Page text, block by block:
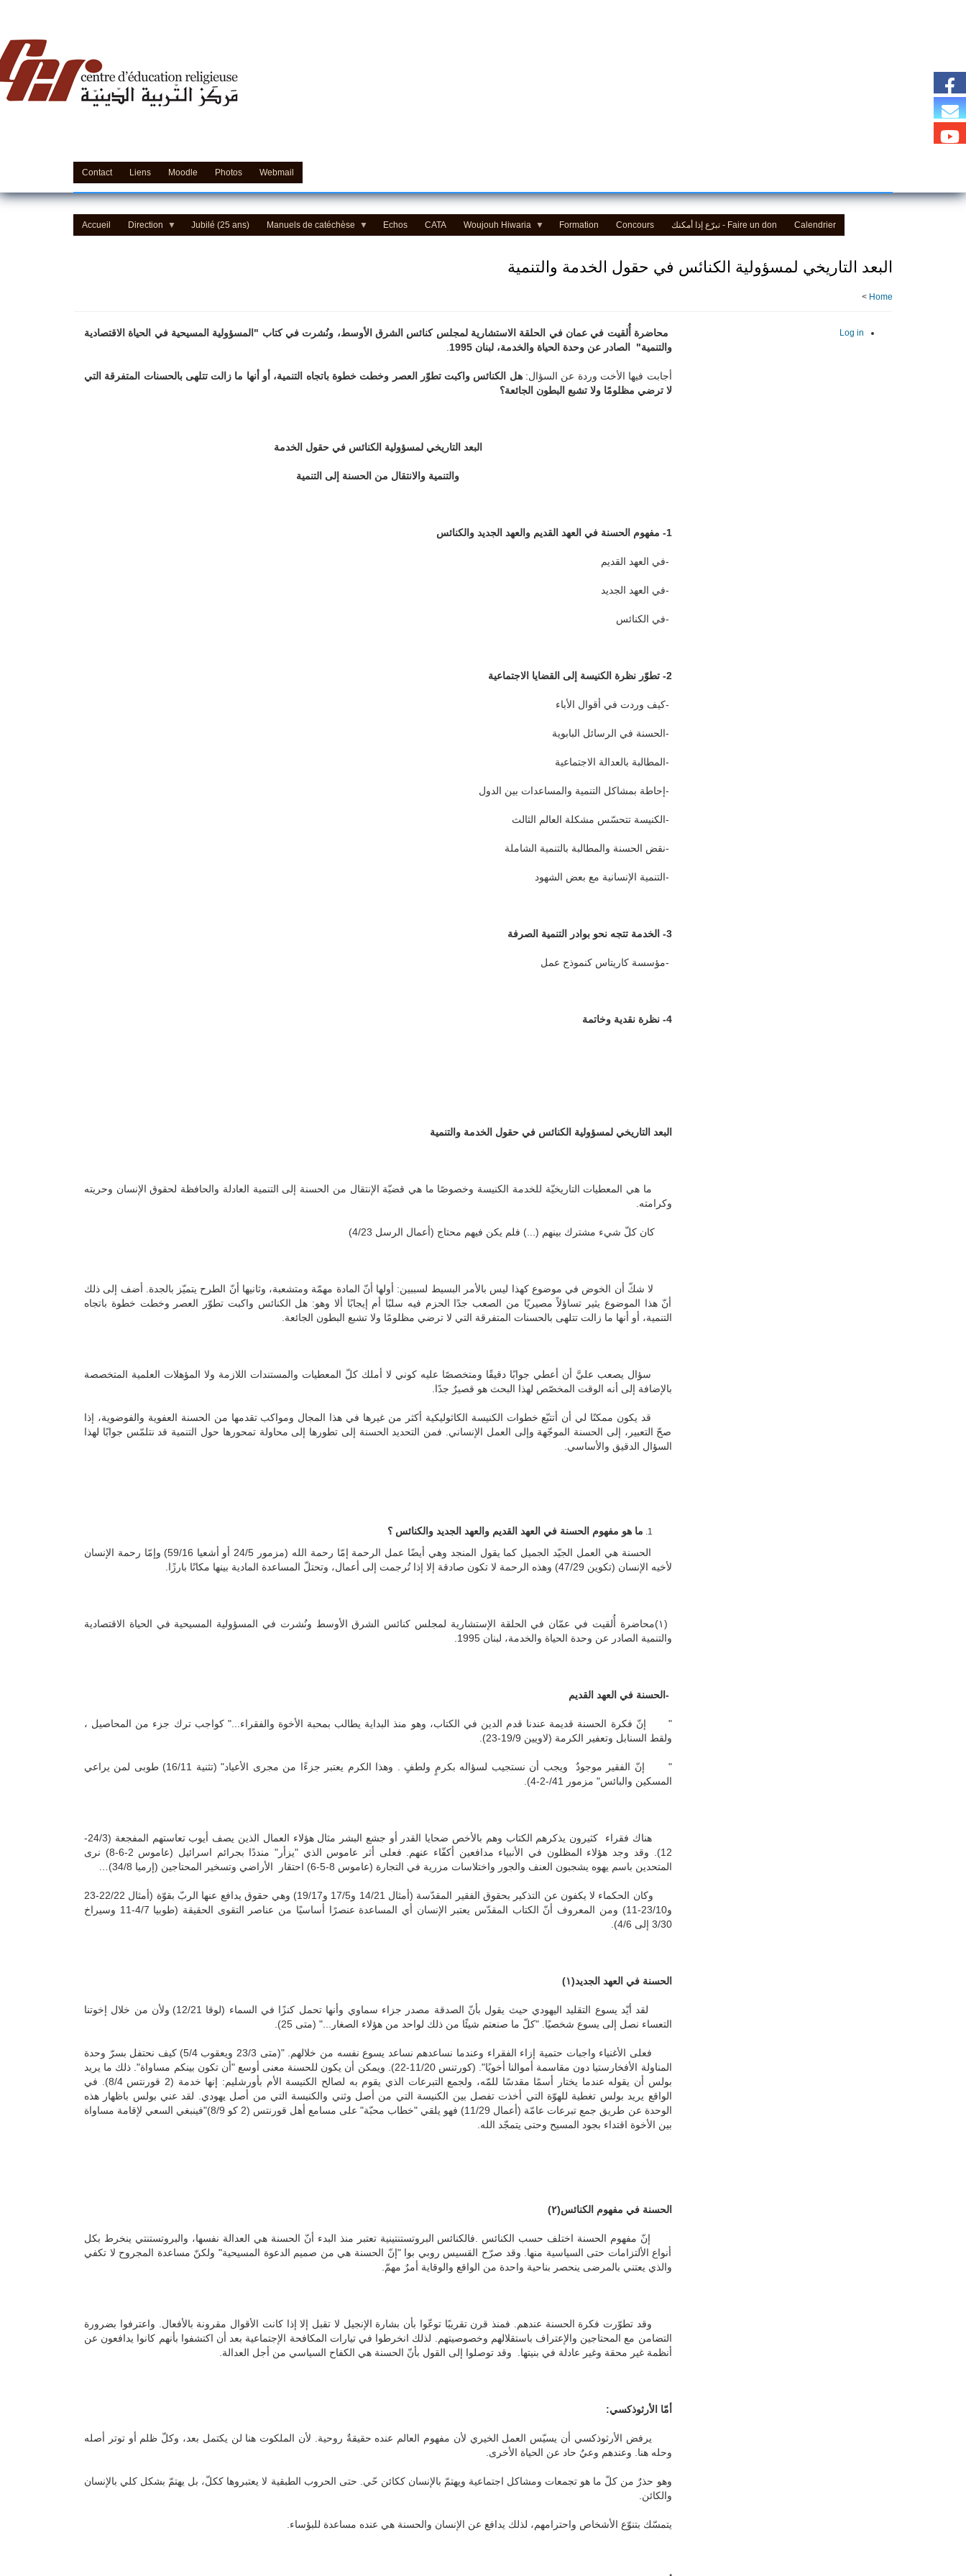
Contact Liens Moodle Photos Webmail
Accueil Direction Jubilé (25 ans) Manuels de catéchèse Echos CATA Woujouh Hiwaria Formation Concours Faire un don - تبرّع إذا أمكنك Calendrier
البعد التاريخي لمسؤولية الكنائس في حقول الخدمة والتنمية
Home
>
محاضرة أُلقيت في عمان في الحلقة الاستشارية لمجلس كنائس الشرق الأوسط، ونُشرت في كتاب "المسؤولية المسيحية في الحياة الاقتصادية
والتنمية" الصادر عن وحدة الحياة والخدمة، لبنان 1995
أجابت فيها الأخت وردة عن السؤال:هل الكنائس واكبت تطوّر العصر وخطت خطوة باتجاه التنمية، أو أنها ما زالت تتلهى بالحسنات المتفرقة التي
لا ترضي مظلومًا ولا تشبع البطون الجائعة؟
البعد التاريخي لمسؤولية الكنائس في حقول الخدمة
والتنمية والانتقال من الحسنة إلى التنمية
1- مفهوم الحسنة في العهد القديم والعهد الجديد والكنائس
-في العهد القديم
-في العهد الجديد
-في الكنائس
2- تطوّر نظرة الكنيسة إلى القضايا الاجتماعية
-كيف وردت في أقوال الأباء
-الحسنة في الرسائل البابوية
-المطالبة بالعدالة الاجتماعية
-إحاطة بمشاكل التنمية والمساعدات بين الدول
-الكنيسة تتحسّس مشكلة العالم الثالث
-نقض الحسنة والمطالبة بالتنمية الشاملة
-التنمية الإنسانية مع بعض الشهود
3- الخدمة تتجه نحو بوادر التنمية الصرفة
-مؤسسة كاريتاس كنموذج عمل
4- نظرة نقدية وخاتمة
البعد التاريخي لمسؤولية الكنائس في حقول الخدمة والتنمية
ما هي المعطيات التاريخيّة للخدمة الكنيسة وخصوصًا ما هي قضيّة الإنتقال من الحسنة إلى التنمية العادلة والحافظة لحقوق الإنسان وحريته
وكرامته
كان كلّ شيء مشترك بينهم (...) فلم يكن فيهم محتاج (أعمال الرسل 4/23)
لا شكّ أن الخوض في موضوع كهذا ليس بالأمر البسيط لسببين: أولها أنّ المادة مهمّة ومتشعبة، وثانيها أنّ الطرح يتميّز بالجدة. أضف إلى ذلك
أنّ هذا الموضوع يثير تساؤلاً مصيريًا من الصعب جدًا الحزم فيه سلبًا أم إيجابًا ألا وهو: هل الكنائس واكبت تطوّر العصر وخطت خطوة باتجاه
التنمية، أو أنها ما زالت تتلهى بالحسنات المتفرقة التي لا ترضي مظلومًا ولا تشبع البطون الجائعة
سؤال يصعب عليَّ أن أعطي جوابًا دقيقًا ومتخصصًا عليه كوني لا أملك كلّ المعطيات والمستندات اللازمة ولا المؤهلات العلمية المتخصصة
بالإضافة إلى أنه الوقت المخصّص لهذا البحث هو قصيرٌ جدًا
قد يكون ممكنًا لي أن أتتبّع خطوات الكنيسة الكاثوليكية أكثر من غيرها في هذا المجال ومواكب تقدمها من الحسنة العفوية والفوضوية، إذا
صحّ التعبير، إلى الحسنة الموجّهة وإلى العمل الإنساني. فمن التحديد الحسنة إلى تطورها إلى محاولة تمحورها حول التنمية قد نتلمّس جوابًا لهذا
السؤال الدقيق والأساسي
ما هو مفهوم الحسنة في العهد القديم والعهد الجديد والكنائس ؟
الحسنة هي العمل الجيّد الجميل كما يقول المنجد وهي أيضًا عمل الرحمة إمّا رحمة الله (مزمور 24/5 أو أشعيا 59/16) وإمّا رحمة الإنسان
لأخيه الإنسان (تكوين 47/29) وهذه الرحمة لا تكون صادقة إلا إذا تُرجمت إلى أعمال، وتحتلّ المساعدة المادية بينها مكانًا بارزًا
(١)
محاضرة أُلقيت في عمّان في الحلقة الإستشارية لمجلس كنائس الشرق الأوسط ونُشرت في المسؤولية المسيحية في الحياة الاقتصادية
والتنمية الصادر عن وحدة الحياة والخدمة، لبنان 1995.
-الحسنة في العهد القديم
" إنّ فكرة الحسنة قديمة عندنا قدم الدين في الكتاب، وهو منذ البداية يطالب بمحبة الأخوة والفقراء..." كواجب ترك جزء من المحاصيل ،
ولقط السنابل وتعفير الكرمة (لاويين 19/9-23).
"
إنّ الفقير موجودٌ ويجب أن نستجيب لسؤاله بكرمٍ ولطفٍ . وهذا الكرم يعتبر جزءًا من مجرى الأعياد" (تثنية 16/11) طوبى لمن يراعي
المسكين والبائس" مزمور 41/-2-4).
هناك فقراء كثيرون يذكرهم الكتاب وهم بالأخص ضحايا القدر أو جشع البشر مثال هؤلاء العمال الذين يصف أيوب تعاستهم المفجعة (24/3-
12). وقد وجد هؤلاء المظلون في الأنبياء مدافعين أكفّاء عنهم. فعلى أثر عاموس الذي "يزأر" منددًا بجرائم اسرائيل (عاموس 2-6-8) نرى
المتحدين باسم يهوه يشجبون العنف والجور واختلاسات مزرية في التجارة (عاموس 8-5-6) احتقار الأراضي وتسخير المحتاجين (إرميا 34/8)…
وكان الحكماء لا يكفون عن التذكير بحقوق الفقير المقدّسة (أمثال 14/21 و17/5 و19/17) وهي حقوق يدافع عنها الربّ بقوّة (أمثال 22/22-23
و23/10-11) ومن المعروف أنّ الكتاب المقدّس يعتبر الإنسان أي المساعدة عنصرًا أساسيًا من عناصر التقوى الحقيقة (طوبيا 4/7-11 وسيراخ
3/30 إلى 4/6).
الحسنة في العهد الجديد(١)
لقد أيّد يسوع التقليد اليهودي حيث يقول بأنّ الصدقة مصدر جزاء سماوي وأنها تحمل كنزًا في السماء (لوقا 12/21) ولأن من خلال إخوتنا
التعساء نصل إلى يسوع شخصيًا. "كلّ ما صنعتم شيئًا من ذلك لواحد من هؤلاء الصغار..." (متى 25).
فعلى الأغنياء واجبات حتمية إزاء الفقراء وعندما نساعدهم نساعد يسوع نفسه من خلالهم. "(متى 23/3 ويعقوب 5/4) كيف نحتفل بسرّ وحدة
المناولة الأفخارستيا دون مقاسمة أموالنا أخويًا". (كورتنس 11/20-22). ويمكن أن يكون للحسنة معنى أوسع "أن تكون بينكم مساواة". ذلك ما يريد
بولس أن يقوله عندما يختار أسمًا مقدسًا للمّه، ولجمع التبرعات الذي يقوم به لصالح الكنيسة الأم بأورشليم: إنها خدمة (2 قورنتس 8/4). في
الواقع يريد بولس تغطية للهوّة التي أخذت تفصل بين الكنيسة التي من أصل وثني والكنيسة التي من أصل يهودي. لقد عني بولس باظهار هذه
الوحدة عن طريق جمع تبرعات عامّة (أعمال 11/29) فهو يلقي "خطاب محبّة" على مسامع أهل قورنتس (2 كو 8/9)
"فينبغي السعي لإقامة مساواة
بين الأخوة اقتداء بجود المسيح وحتى يتمجّد الله
الحسنة في مفهوم الكنائس(٢)
إنّ مفهوم الحسنة اختلف حسب الكنائس
فالكنائس البروتستنتينية تعتبر منذ البدء أنّ الحسنة هي العدالة نفسها، والبروتستنتي ينخرط بكل
أنواع الألتزامات حتى السياسية منها. وقد صرّح القسيس روبي بوا "إنّ الحسنة هي من صميم الدعوة المسيحية" ولكنّ مساعدة المجروح لا تكفي
والذي يعتني بالمرضى ينحصر بناحية واحدة من الواقع والوقاية أمرٌ مهمّ
وقد تطوّرت فكرة الحسنة عندهم. فمنذ قرن تقريبًا توعّوا بأن بشارة الإنجيل لا تقبل إلا إذا كانت الأقوال مقرونة بالأفعال. واعترفوا بضرورة
التضامن مع المحتاجين والإعتراف باستقلالهم وخصوصيتهم. لذلك انخرطوا في تيارات المكافحة الإجتماعية بعد أن اكتشفوا بأنهم كانوا يدافعون عن
أنظمة غير محقة وغير عادلة في بنيتها. وقد توصلوا إلى القول بأنّ الحسنة هي الكفاح السياسي من أجل العدالة
أمّا الأرثوذكسي:
يرفض الأرثوذكسي أن يسيّس العمل الخيري لأن مفهوم العالم عنده حقيقةٌ روحية. لأن الملكوت هنا لن يكتمل بعد، وكلّ ظلم أو توتر أصله
وحله هنا. وعندهم وعيٌ حاد عن الحياة الأخرى
وهو حذرٌ من كلّ ما هو تجمعات ومشاكل اجتماعية ويهتمّ بالإنسان ككائن حّي. حتى الحروب الطبقية لا يعتبروها ككلّ، بل يهتمّ بشكل كلي بالإنسان
والكائن
يتمسّك بتنوّع الأشخاص واحترامهم، لذلك يدافع عن الإنسان والحسنة هي عنده مساعدة للبؤساء
Log in